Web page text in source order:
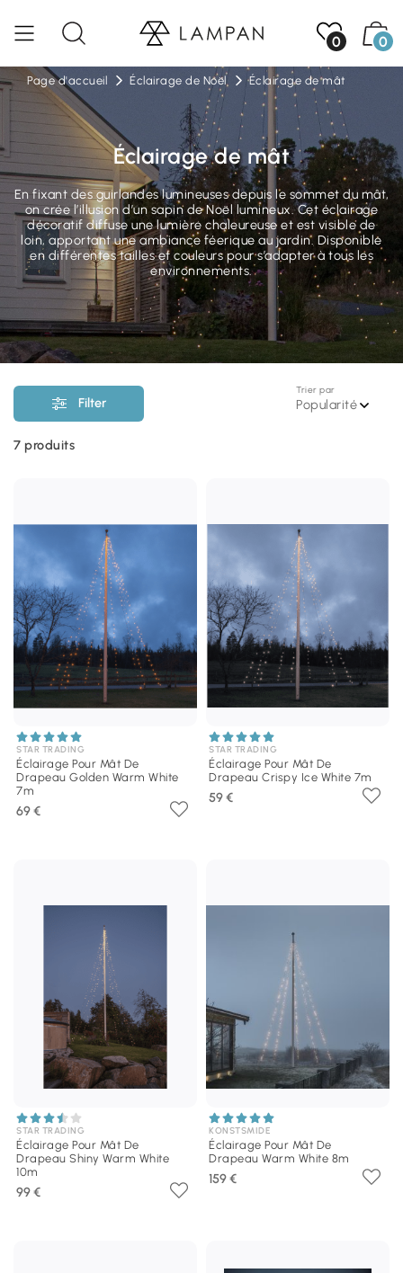
0 0
Page d'accueil Éclairage de Noël Éclairage de mât
Éclairage de mât
En fixant des guirlandes lumineuses depuis le sommet du mât,
on crée l’illusion d’un sapin de Noël lumineux. Cet éclairage
décoratif diffuse une lumière chaleureuse et est visible de
loin, apportant une ambiance féerique au jardin. Disponible
en différentes tailles et couleurs pour s’adapter à tous les
environnements.
Filter
Trier par
Popularité
7 produits
STAR TRADING
Éclairage Pour Mât De
Drapeau Golden Warm White
7m
69 €
STAR TRADING
Éclairage Pour Mât De
Drapeau Crispy Ice White 7m
59 €
STAR TRADING
Éclairage Pour Mât De
Drapeau Shiny Warm White
10m
99 €
KONSTSMIDE
Éclairage Pour Mât De
Drapeau Warm White 8m
159 €